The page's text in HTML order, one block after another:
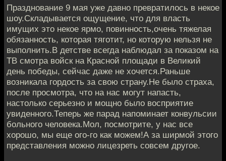
Празднование 9 мая уже давно превратилось в некое
шоу.Складывается ощущение, что для власть
имущих это некое ярмо, повинность,очень тяжелая
обязанность, которая тяготит, но которую нельзя не
выполнить.В детстве всегда наблюдал за показом на
ТВ смотра войск на Красной площади в Великий
день победы, сейчас даже не хочется.Раньше
возникала гордость за свою страну.Не было страха,
после просмотра, что на нас могут напасть,
настолько серьезно и мощно было восприятие
увиденного.Теперь же парад напоминает конвульсии
больного человека.Мол, посмотрите, у нас все
хорошо, мы еще ого-го как можем!А за ширмой этого
представления можно лицезреть совсем другое.